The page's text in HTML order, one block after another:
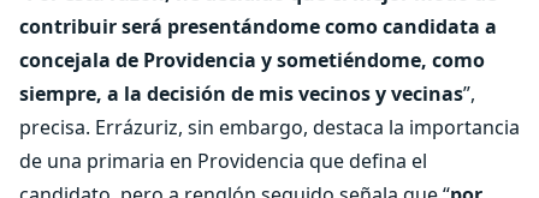
contribuir será presentándome como candidata a
concejala de Providencia y sometiéndome, como
siempre, a la decisión de mis vecinos y vecinas”,
precisa. Errázuriz, sin embargo, destaca la importancia
de una primaria en Providencia que defina el